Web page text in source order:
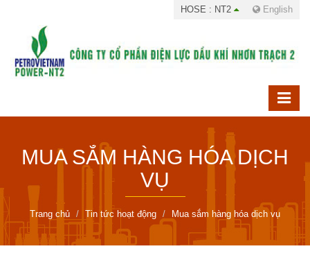
HOSE : NT2 English
MUA SẮM HÀNG HÓA DỊCH
VỤ
Trang chủ Tin tức hoạt động Mua sắm hàng hóa dịch vụ